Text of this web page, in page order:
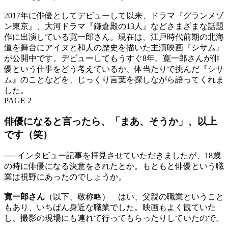
2017年に俳優としてデビューして以来、ドラマ『グランメゾ
ン東京』、大河ドラマ『鎌倉殿の13人』などさまざまな話題
作に出演している寛一郎さん。現在は、江戸時代前期の北海
道を舞台にアイヌと和人の歴史を描いた主演映画『シサム』
が公開中です。デビューしてもうすぐ8年。寛一郎さんが俳
優という仕事をどう考えているか、体当たりで挑んだ『シサ
ム』のことなどを、じっくり言葉を探しながら語ってくれま
した。
PAGE 2
俳優になると言ったら、「まあ、そうか」、以上
です（笑）
── インタビュー記事を拝見させていただきましたが、18歳
の時に俳優になる決意をされたとか。もともと俳優という職
業は視野にあったのでしょうか。
寛一郎さん （以下、敬称略） はい、父親の職業ということ
もあり、いちばん身近な職業でした。映画もよく観ていた
し、撮影の現場にも連れて行ってもらったりしていたので。